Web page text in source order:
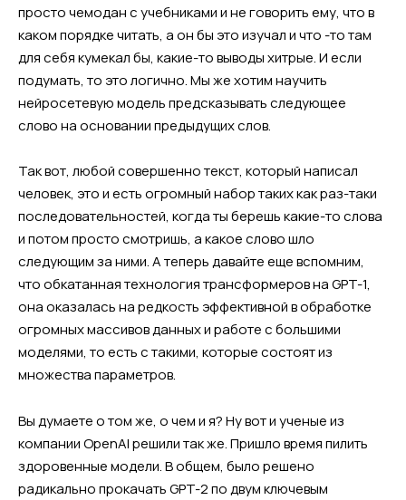
просто чемодан с учебниками и не говорить ему, что в
каком порядке читать, а он бы это изучал и что -то там
для себя кумекал бы, какие-то выводы хитрые. И если
подумать, то это логично. Мы же хотим научить
нейросетевую модель предсказывать следующее
слово на основании предыдущих слов.
Так вот, любой совершенно текст, который написал
человек, это и есть огромный набор таких как раз-таки
последовательностей, когда ты берешь какие-то слова
и потом просто смотришь, а какое слово шло
следующим за ними. А теперь давайте еще вспомним,
что обкатанная технология трансформеров на GPT-1,
она оказалась на редкость эффективной в обработке
огромных массивов данных и работе с большими
моделями, то есть с такими, которые состоят из
множества параметров.
Вы думаете о том же, о чем и я? Ну вот и ученые из
компании OpenAI решили так же. Пришло время пилить
здоровенные модели. В общем, было решено
радикально прокачать GPT-2 по двум ключевым